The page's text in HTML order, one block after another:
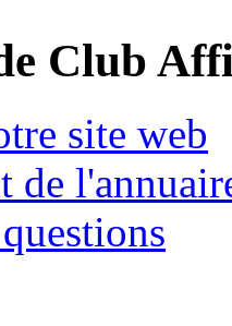
Club
site web
de